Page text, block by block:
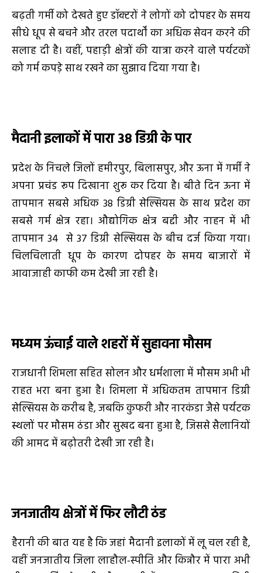
बढ़ती गर्मी को देखते हुए डॉक्टरों ने लोगों को दोपहर के समय
सीधे धूप से बचने और तरल पदार्थों का अधिक सेवन करने की
सलाह दी है। वहीं, पहाड़ी क्षेत्रों की यात्रा करने वाले पर्यटकों
को गर्म कपड़े साथ रखने का सुझाव दिया गया है।
मैदानी इलाकों में पारा 38 डिग्री के पार
प्रदेश के निचले जिलों हमीरपुर, बिलासपुर, और ऊना में गर्मी ने
अपना प्रचंड रूप दिखाना शुरू कर दिया है। बीते दिन ऊना में
तापमान सबसे अधिक 38 डिग्री सेल्सियस के साथ प्रदेश का
सबसे गर्म क्षेत्र रहा। औद्योगिक क्षेत्र बद्दी और नाहन में भी
तापमान 34 से 37 डिग्री सेल्सियस के बीच दर्ज किया गया।
चिलचिलाती धूप के कारण दोपहर के समय बाजारों में
आवाजाही काफी कम देखी जा रही है।
मध्यम ऊंचाई वाले शहरों में सुहावना मौसम
राजधानी शिमला सहित सोलन और धर्मशाला में मौसम अभी भी
राहत भरा बना हुआ है। शिमला में अधिकतम तापमान डिग्री
सेल्सियस के करीब है, जबकि कुफरी और नारकंडा जैसे पर्यटक
स्थलों पर मौसम ठंडा और सुखद बना हुआ है, जिससे सैलानियों
की आमद में बढ़ोतरी देखी जा रही है।
जनजातीय क्षेत्रों में फिर लौटी ठंड
हैरानी की बात यह है कि जहां मैदानी इलाकों में लू चल रही है,
वहीं जनजातीय जिला लाहौल-स्पीति और किन्नौर में पारा अभी